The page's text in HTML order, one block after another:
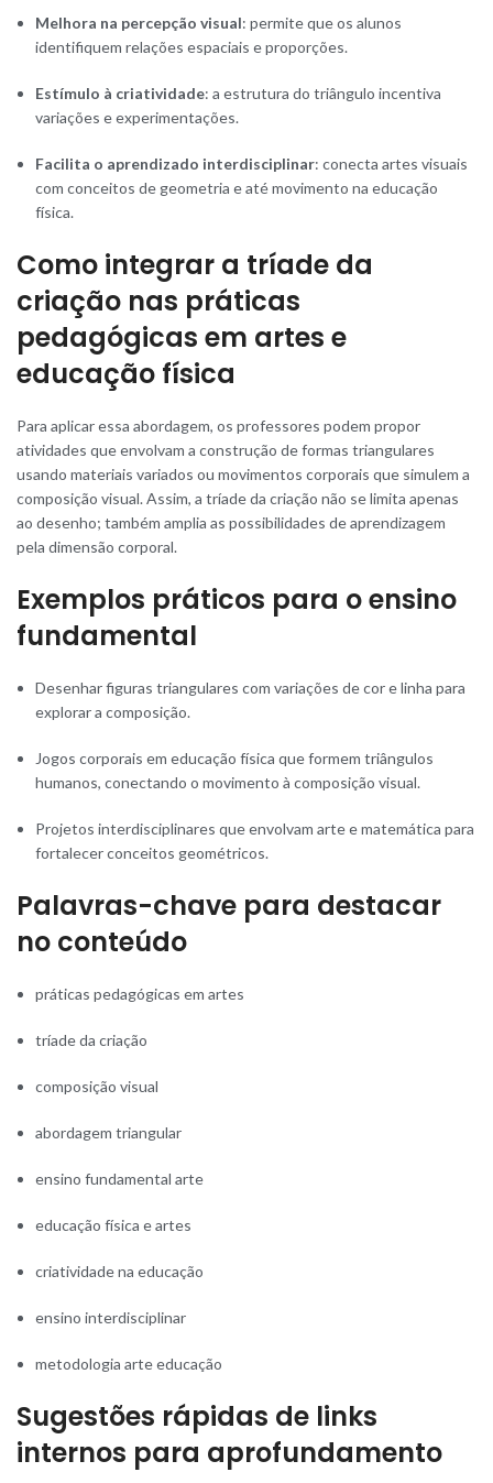
Melhora na percepção visual: permite que os alunos
identifiquem relações espaciais e proporções.
Estímulo à criatividade: a estrutura do triângulo incentiva
variações e experimentações.
Facilita o aprendizado interdisciplinar: conecta artes visuais
com conceitos de geometria e até movimento na educação
física.
Como integrar a tríade da
criação nas práticas
pedagógicas em artes e
educação física
Para aplicar essa abordagem, os professores podem propor
atividades que envolvam a construção de formas triangulares
usando materiais variados ou movimentos corporais que simulem a
composição visual. Assim, a tríade da criação não se limita apenas
ao desenho; também amplia as possibilidades de aprendizagem
pela dimensão corporal.
Exemplos práticos para o ensino
fundamental
Desenhar figuras triangulares com variações de cor e linha para
explorar a composição.
Jogos corporais em educação física que formem triângulos
humanos, conectando o movimento à composição visual.
Projetos interdisciplinares que envolvam arte e matemática para
fortalecer conceitos geométricos.
Palavras-chave para destacar
no conteúdo
práticas pedagógicas em artes
tríade da criação
composição visual
abordagem triangular
ensino fundamental arte
educação física e artes
criatividade na educação
ensino interdisciplinar
metodologia arte educação
Sugestões rápidas de links
internos para aprofundamento